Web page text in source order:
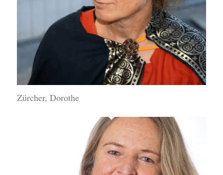
Zürcher, Dorothe